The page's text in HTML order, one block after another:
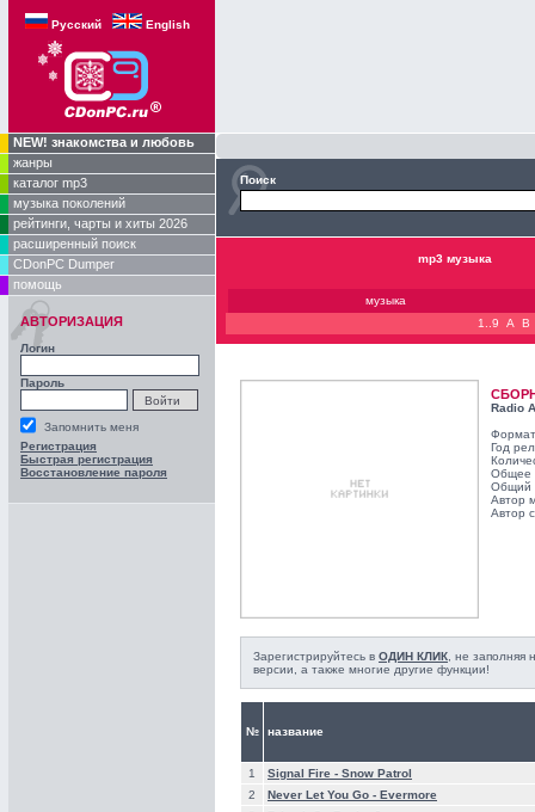
Русский English
NEW! знакомства и любовь
жанры
каталог mp3
музыка поколений
рейтинги, чарты и хиты 2026
расширенный поиск
CDonPC Dumper
помощь
АВТОРИЗАЦИЯ
Логин
Пароль
Запомнить меня
Регистрация
Быстрая регистрация
Восстановление пароля
Поиск
mp3 музыка
музыка
1..9
A B
Radio
Год
Общее
Общий
Автор
Автор
Зарегистрируйтесь в ОДИН КЛИК , не
версии, а также многие другие функции!
№ название
1 Signal Fire - Snow Patrol
2
Never Let You Go - Evermore